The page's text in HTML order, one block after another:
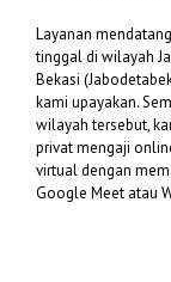
Layanan
tinggal di wilayah
Bekasi
kami upayakan.
wilayah tersebut,
privat mengaji
virtual dengan
Google Meet atau